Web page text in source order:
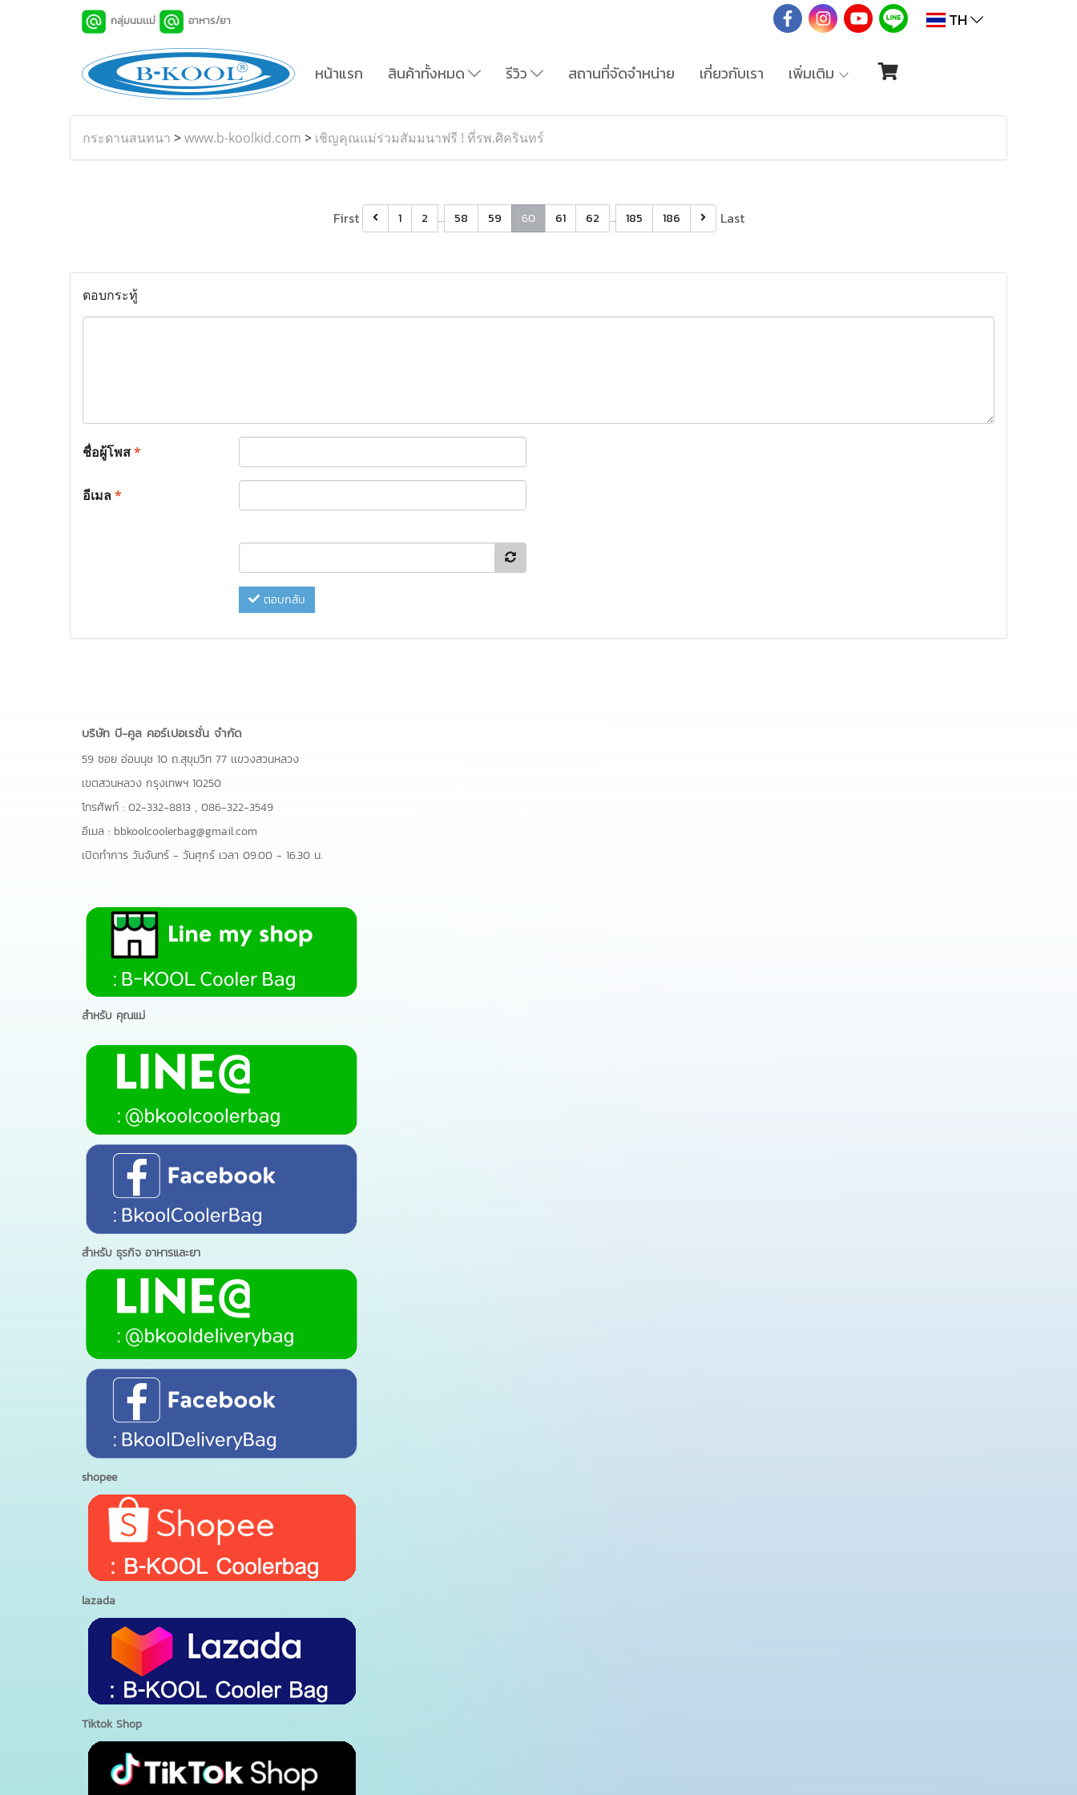
กลุ่มนมเเม่ อาหาร/ยา TH
หน้าแรก สินค้าทั้งหมด รีวิว สถานที่จัดจำหน่าย เกี่ยวกับเรา เพิ่มเติม
กระดานสนทนา >www.b-koolkid.com > เชิญคุณแม่ร่วมสัมมนาฟรี ! ที่รพ.ศิครินทร์
First 1 2 … 58 59 60 61 62 … 185 186 Last
ตอบกระทู้
ชื่อผู้โพส*
อีเมล*
ตอบกลับ
บริษัท บี-คูล คอร์เปอเรชั่น จำกัด
59 ซอย อ่อนนุช 10 ถ.สุขุมวิท 77 เเขวงสวนหลวง
เขตสวนหลวง กรุงเทพฯ 10250
โทรศัพท์ : 02-332-8813 , 086-322-3549
อีเมล : bbkoolcoolerbag@gmail.com
เปิดทำการ วันจันทร์ - วันศุกร์ เวลา 09.00 - 16.30 น.
สำหรับ คุณแม่
สำหรับ ธุรกิจ อาหารและยา
shopee
lazada
Tiktok Shop